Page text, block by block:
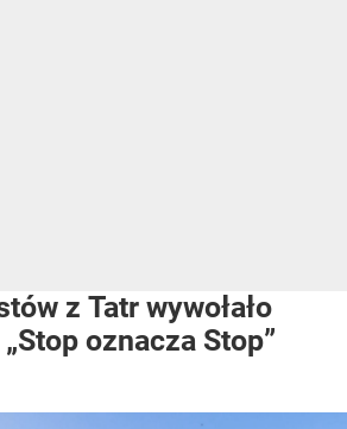
z Tatr wywołało
oznacza Stop”